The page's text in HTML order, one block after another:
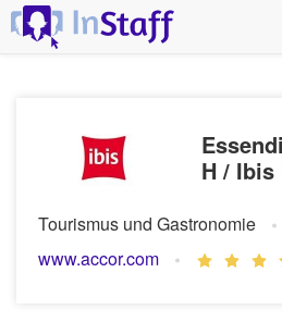
H / Ibis
Tourismus und Gastronomie
www.accor.com